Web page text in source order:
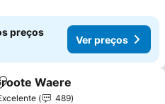
preços
Ver preços
aos favoritos
Waere
489